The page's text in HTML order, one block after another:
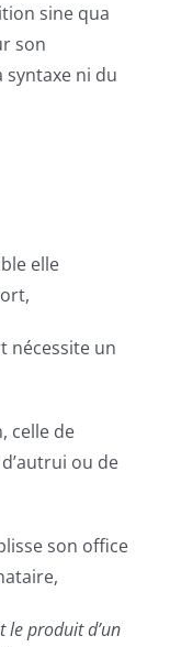
sine qua
son
syntaxe ni du
elle
nécessite un
celle de
ou de
son office
le produit d’un